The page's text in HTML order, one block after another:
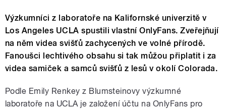
Výzkumníci z laboratoře na Kalifornské univerzitě v
Los Angeles UCLA spustili vlastní OnlyFans. Zveřejňují
na něm videa svišťů zachycených ve volné přírodě.
Fanoušci lechtivého obsahu si tak můžou připlatit i za
videa samiček a samců svišťů z lesů v okolí Colorada.
Podle Emily Renkey z Blumsteinovy výzkumné
laboratoře na UCLA je založení účtu na OnlyFans pro